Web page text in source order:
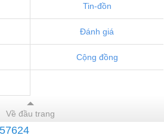
Tin-đồn
Đánh giá
Cộng đồng
Về đầu trang